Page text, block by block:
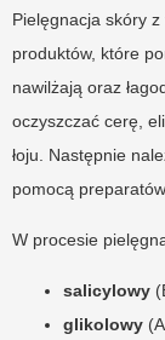
Pielęgnacja skóry
produktów, które
nawilżają oraz
oczyszczać cerę,
łoju. Następnie
pomocą
W procesie
salicylowy
glikolowy